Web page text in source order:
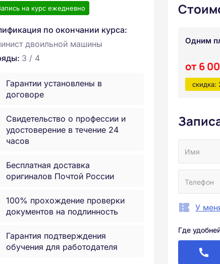
на курс ежедневно
по окончании курса:
двоильной машины
3 / 4
Гарантии установлены в
договоре
Свидетельство о профессии и
удостоверение в течение 24
часов
Бесплатная доставка
оригиналов Почтой России
100% прохождение проверки
документов на подлинность
Гарантия подтверждения
обучения для работодателя
Одним
от 6
скидка:
У
Где